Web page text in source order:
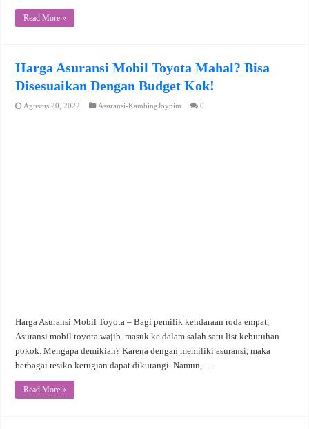
Read More »
Harga Asuransi Mobil Toyota Mahal? Bisa
Disesuaikan Dengan Budget Kok!
Agustus 20, 2022 Asuransi-KambingJoynim 0
Harga Asuransi Mobil Toyota – Bagi pemilik kendaraan roda empat,
Asuransi mobil toyota wajib masuk ke dalam salah satu list kebutuhan
pokok. Mengapa demikian? Karena dengan memiliki asuransi, maka
berbagai resiko kerugian dapat dikurangi. Namun, …
Read More »